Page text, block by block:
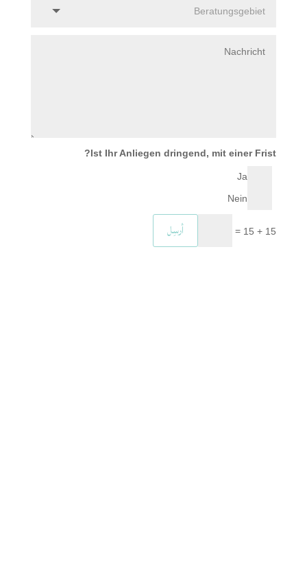
Ist Ihr Anliegen dringend, mit einer Frist?
Ja
Nein
15 + 15
= أرسِل